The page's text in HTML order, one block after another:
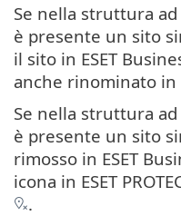
Se nella struttura
è presente un sito
il sito in ESET
anche rinominato in
Se nella struttura
è presente un sito
rimosso in ESET
icona in ESET
.